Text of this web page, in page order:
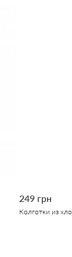
249 грн
Колготки из